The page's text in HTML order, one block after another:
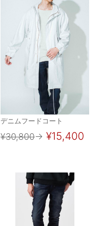
デニムフードコート
¥30,800→ ¥15,400